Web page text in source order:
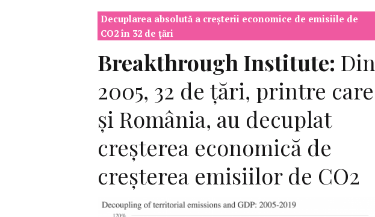
Decuplarea absolută a creșterii economice de emisiile de
CO2 în 32 de țări
Breakthrough Institute: Din
2005, 32 de țări, printre care
şi România, au decuplat
creșterea economică de
creşterea emisiilor de CO2